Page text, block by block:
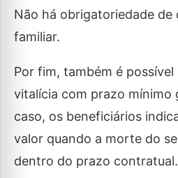
Não há obrigatoriedade de
familiar.
Por fim, também é
vitalícia com prazo mínimo
caso, os beneficiários
valor quando a morte do
dentro do prazo contratual.